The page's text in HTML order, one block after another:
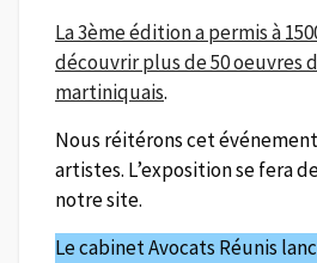
La 3ème édition a permis à
découvrir plus de 50 oeuvres
martiniquais.
Nous réitérons cet
artistes. L’exposition se fera
notre site.
Le cabinet Avocats Réunis